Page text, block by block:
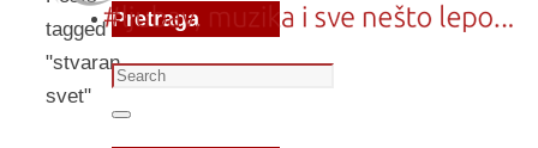
tagged
"stvaran
svet"
Pretraga
Search
for:
Search